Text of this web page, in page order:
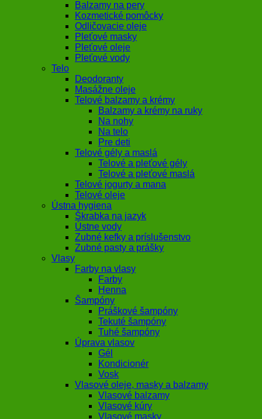
Balzamy na pery
Kozmetické pomôcky
Odličovacie oleje
Pleťové masky
Pleťové oleje
Pleťové vody
Telo
Deodoranty
Masážne oleje
Telové balzamy a krémy
Balzamy a krémy na ruky
Na nohy
Na telo
Pre deti
Telové gély a maslá
Telové a pleťové gély
Telové a pleťové maslá
Telové jogurty a mana
Telové oleje
Ústna hygiena
Škrabka na jazyk
Ústne vody
Zubné kefky a príslušenstvo
Zubné pasty a prášky
Vlasy
Farby na vlasy
Farby
Henna
Šampóny
Práškové šampóny
Tekuté šampóny
Tuhé šampóny
Úprava vlasov
Gél
Kondicionér
Vosk
Vlasové oleje, masky a balzamy
Vlasové balzamy
Vlasové kúry
Vlasové masky